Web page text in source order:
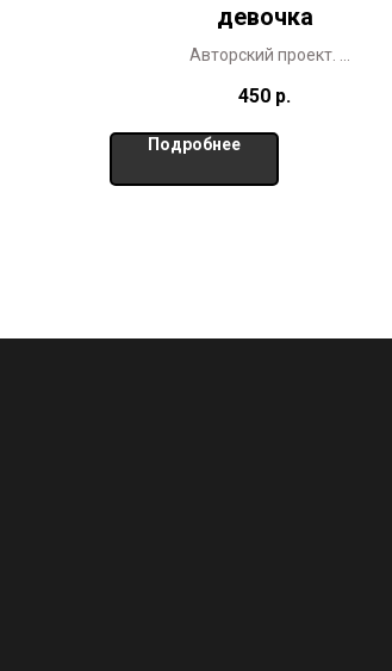
девочка
Авторский проект.
запрещено.
Молд представлен в 2-х размерах
450 р.
Подробнее